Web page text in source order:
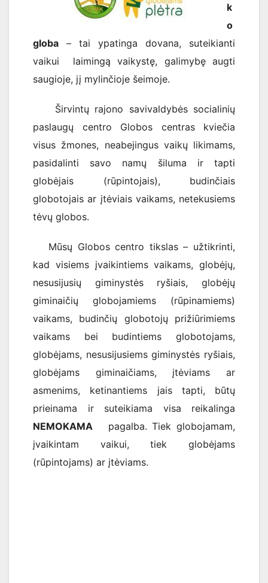
k
o
globa – tai ypatinga dovana, suteikianti
vaikui laimingą vaikystę, galimybę augti
saugioje, jį mylinčioje šeimoje.
Širvintų rajono savivaldybės socialinių
paslaugų centro Globos centras kviečia
visus žmones, neabejingus vaikų likimams,
pasidalinti savo namų šiluma ir tapti
globėjais (rūpintojais), budinčiais
globotojais ar įtėviais vaikams, netekusiems
tėvų globos.
Mūsų Globos centro tikslas – užtikrinti,
kad visiems įvaikintiems vaikams, globėjų,
nesusijusių giminystės ryšiais, globėjų
giminaičių globojamiems (rūpinamiems)
vaikams, budinčių globotojų prižiūrimiems
vaikams bei budintiems globotojams,
globėjams, nesusijusiems giminystės ryšiais,
globėjams giminaičiams, įtėviams ar
asmenims, ketinantiems jais tapti, būtų
prieinama ir suteikiama visa reikalinga
NEMOKAMA pagalba. Tiek globojamam,
įvaikintam vaikui, tiek globėjams
(rūpintojams) ar įtėviams.